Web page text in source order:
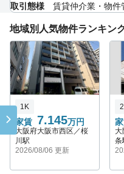
取引態様
賃貸仲介業・物
地域別人気物件ランキン
家賃 7.145万円
1K
大阪府大阪市西区／桜
川駅
2026/08/06 更新
大
条